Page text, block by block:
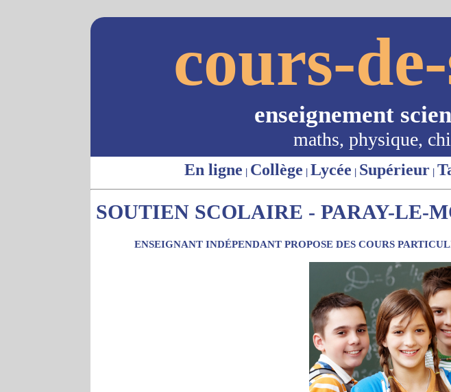
cours-
enseignement
maths, physique,
En ligne | Collège | Lycée | Supérieur |
SOUTIEN SCOLAIRE - PARAY-LE-
ENSEIGNANT INDÉPENDANT PROPOSE DES COURS